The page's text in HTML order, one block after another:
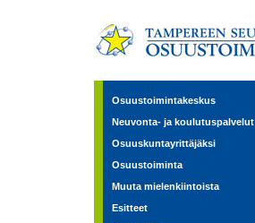
Osuustoimintakeskus
Neuvonta- ja koulutuspalvelut
Osuuskuntayrittäjäksi
Osuustoiminta
Muuta mielenkiintoista
Esitteet